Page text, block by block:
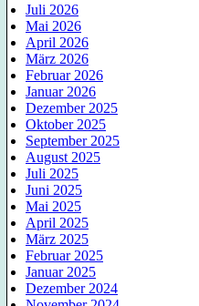
Juli 2026
Mai 2026
April 2026
März 2026
Februar 2026
Januar 2026
Dezember 2025
Oktober 2025
September 2025
August 2025
Juli 2025
Juni 2025
Mai 2025
April 2025
März 2025
Februar 2025
Januar 2025
Dezember 2024